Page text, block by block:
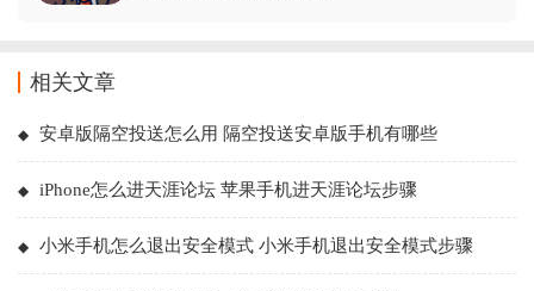
相关文章
安卓版隔空投送怎么用 隔空投送安卓版手机有哪些
iPhone怎么进天涯论坛 苹果手机进天涯论坛步骤
小米手机怎么退出安全模式 小米手机退出安全模式步骤